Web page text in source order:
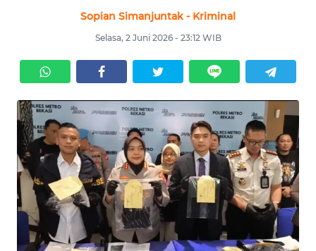
Sopian Simanjuntak - Kriminal
Selasa, 2 Juni 2026 - 23:12 WIB
KRIMINAL
EKUIN
SAINS-TEKNO
KESEHATAN
INTERNASIONAL